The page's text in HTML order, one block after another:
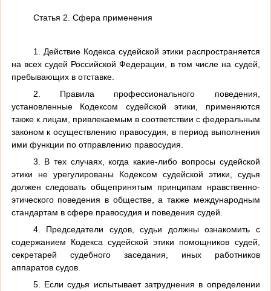
Статья 2. Сфера применения
1. Действие Кодекса судейской этики распространяется
на всех судей Российской Федерации, в том числе на судей,
пребывающих в отставке.
2. Правила профессионального поведения,
установленные Кодексом судейской этики, применяются
также к лицам, привлекаемым в соответствии с федеральным
законом к осуществлению правосудия, в период выполнения
ими функции по отправлению правосудия.
3. В тех случаях, когда какие-либо вопросы судейской
этики не урегулированы Кодексом судейской этики, судья
должен следовать общепринятым принципам нравственно-
этического поведения в обществе, а также международным
стандартам в сфере правосудия и поведения судей.
4. Председатели судов, судьи должны ознакомить с
содержанием Кодекса судейской этики помощников судей,
секретарей судебного заседания, иных работников
аппаратов судов.
5. Если судья испытывает затруднения в определении